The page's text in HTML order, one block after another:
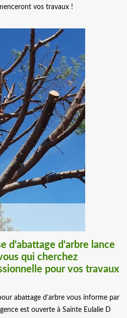
vos travaux !
d'abattage d'arbre lance
qui cherchez
pour vos travaux
abattage d’arbre vous informe par
est ouverte à Sainte Eulalie D